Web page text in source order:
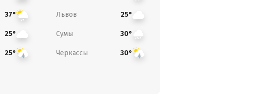
37° Львов 25°
25° Сумы 30°
25° Черкассы 30°